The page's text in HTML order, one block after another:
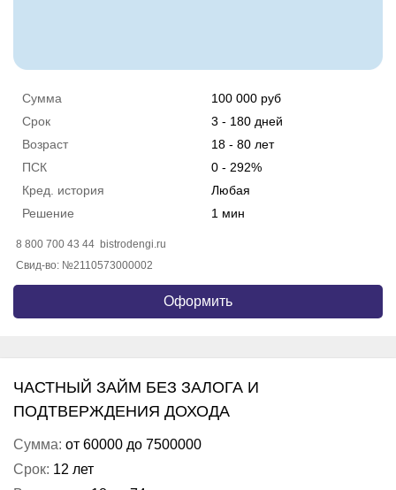
Сумма
100 000 руб
Срок
3 - 180 дней
Возраст
18 - 80 лет
ПСК
0 - 292%
Кред. история
Любая
Решение
1 мин
8 800 700 43 44 bistrodengi.ru
Свид-во: №2110573000002
Оформить
ЧАСТНЫЙ ЗАЙМ БЕЗ ЗАЛОГА И
ПОДТВЕРЖДЕНИЯ ДОХОДА
Сумма: от 60000 до 7500000
Срок: 12 лет